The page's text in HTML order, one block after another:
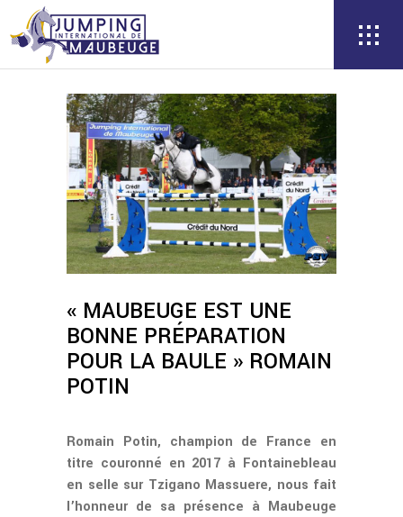
« MAUBEUGE EST UNE
BONNE PRÉPARATION
POUR LA BAULE » ROMAIN
POTIN
Romain Potin, champion de France en
titre couronné en 2017 à Fontainebleau
en selle sur Tzigano Massuere, nous fait
l’honneur de sa présence à Maubeuge